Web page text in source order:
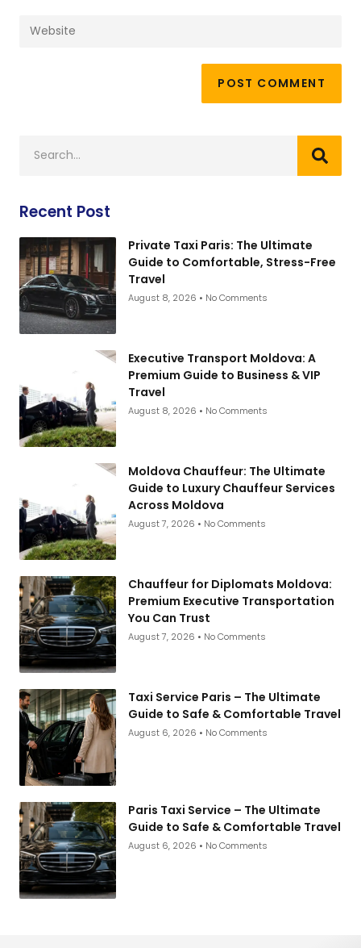
Recent Post
Private Taxi Paris: The Ultimate
Guide to Comfortable, Stress-Free
Travel
August 8, 2026 No Comments
Executive Transport Moldova: A
Premium Guide to Business & VIP
Travel
August 8, 2026 No Comments
Moldova Chauffeur: The Ultimate
Guide to Luxury Chauffeur Services
Across Moldova
August 7, 2026 No Comments
Chauffeur for Diplomats Moldova:
Premium Executive Transportation
You Can Trust
August 7, 2026 No Comments
Taxi Service Paris – The Ultimate
Guide to Safe & Comfortable Travel
August 6, 2026 No Comments
Paris Taxi Service – The Ultimate
Guide to Safe & Comfortable Travel
August 6, 2026 No Comments